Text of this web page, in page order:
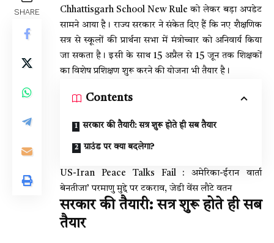
SHARE
Chhattisgarh School New Rule को लेकर बड़ा अपडेट
सामने आया है। राज्य सरकार ने संकेत दिए हैं कि नए शैक्षणिक
सत्र से स्कूलों की प्रार्थना सभा में मंत्रोच्चार को अनिवार्य किया
जा सकता है। इसी के साथ 15 अप्रैल से 15 जून तक शिक्षकों
का विशेष प्रशिक्षण शुरू करने की योजना भी तैयार है।
Contents
सरकार की तैयारी: सत्र शुरू होते ही सब तैयार
ग्राउंड पर क्या बदलेगा?
US-Iran Peace Talks Fail : अमेरिका-ईरान वार्ता
बेनतीजा’ परमाणु मुद्दे पर टकराव, जेडी वेंस लौटे वतन
सरकार की तैयारी: सत्र शुरू होते ही सब
तैयार